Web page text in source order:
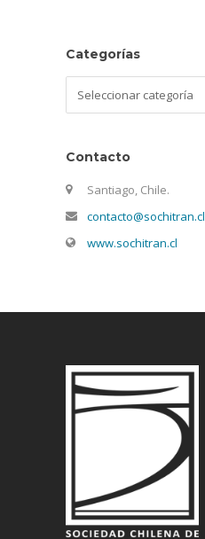
Categorías
Contacto
Santiago, Chile.
contacto@sochitran.cl
www.sochitran.cl